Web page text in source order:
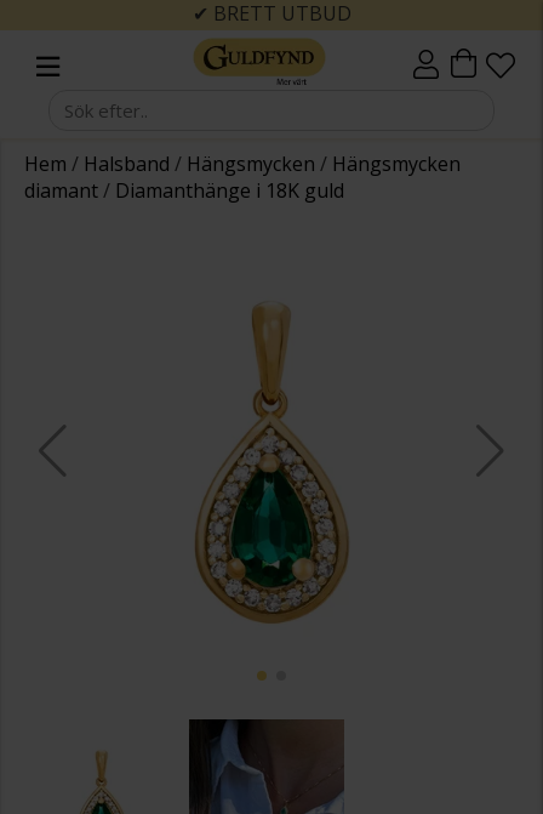
✔ BRETT UTBUD
Hem / Halsband / Hängsmycken / Hängsmycken
diamant/ Diamanthänge i 18K guld